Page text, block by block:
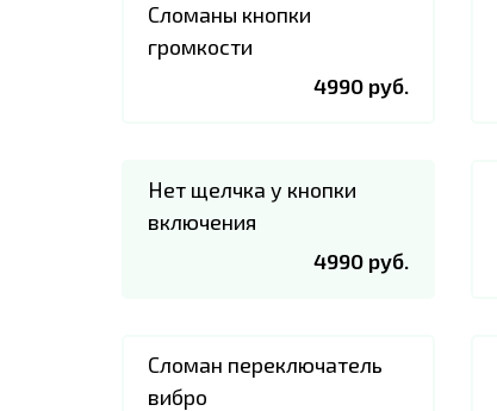
Сломаны кнопки
громкости
4990 руб.
Нет щелчка у кнопки
включения
4990 руб.
Сломан переключатель
вибро